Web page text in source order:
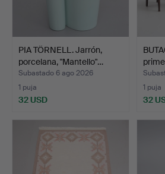
PIA TÖRNELL. Jarrón,
porcelana, "Mantello"…
Subastado 6 ago 2026
1 puja
32 USD
1 puja
32